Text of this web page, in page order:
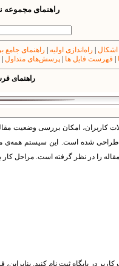
راهنمای مجموعه
اشکال راه‌اندازی اولیه راهنمای جامع
فهرست فایل ها پرسش‌های متداول
راهنمای
کاربران، امکان بررسی وضعیت
طراحی شده است. این سیستم
را در نظر گرفته است. مراحل
کاربر در پایگاه ثبت نام کنید.